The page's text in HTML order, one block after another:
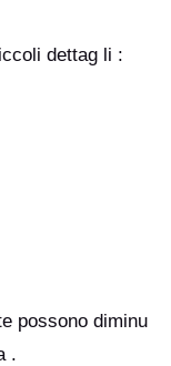
dettag li :
possono diminu
.